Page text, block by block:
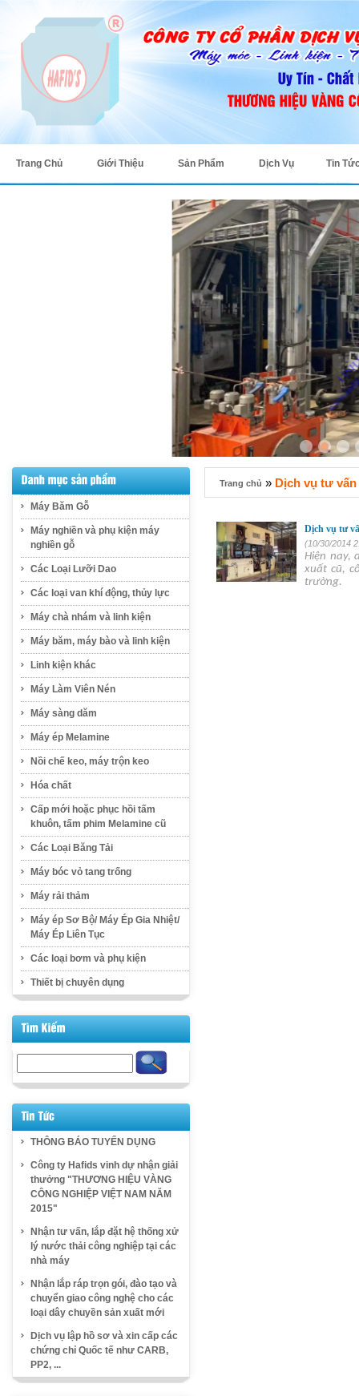
Trang Chủ Giới Thiệu Sản Phẩm Dịch Vụ Tin
Máy Băm Gỗ
Máy nghiền và phụ kiện máy
nghiền gỗ
Các Loại Lưỡi Dao
Các loại van khí động, thủy lực
Máy chà nhám và linh kiện
Máy băm, máy bào và linh kiện
Linh kiện khác
Máy Làm Viên Nén
Máy sàng dăm
Máy ép Melamine
Nồi chế keo, máy trộn keo
Hóa chất
Cấp mới hoặc phục hồi tấm
khuôn, tấm phim Melamine cũ
Các Loại Băng Tải
Máy bóc vỏ tang trống
Máy rải thảm
Máy ép Sơ Bộ/ Máy Ép Gia Nhiệt/
Máy Ép Liên Tục
Các loại bơm và phụ kiện
Thiết bị chuyên dụng
THÔNG BÁO TUYỂN DỤNG
Công ty Hafids vinh dự nhận giải
thưởng "THƯƠNG HIỆU VÀNG
CÔNG NGHIỆP VIỆT NAM NĂM
2015"
Nhận tư vấn, lắp đặt hệ thống xử
lý nước thải công nghiệp tại các
nhà máy
Nhận lắp ráp trọn gói, đào tạo và
chuyển giao công nghệ cho các
loại dây chuyền sản xuất mới
Dịch vụ lập hồ sơ và xin cấp các
chứng chỉ Quốc tế như CARB,
PP2, ...
Trang chủ » Dịch vụ tư
Dịch vụ tư
(10/30/2014
Hiện nay,
xuất cũ,
trường.